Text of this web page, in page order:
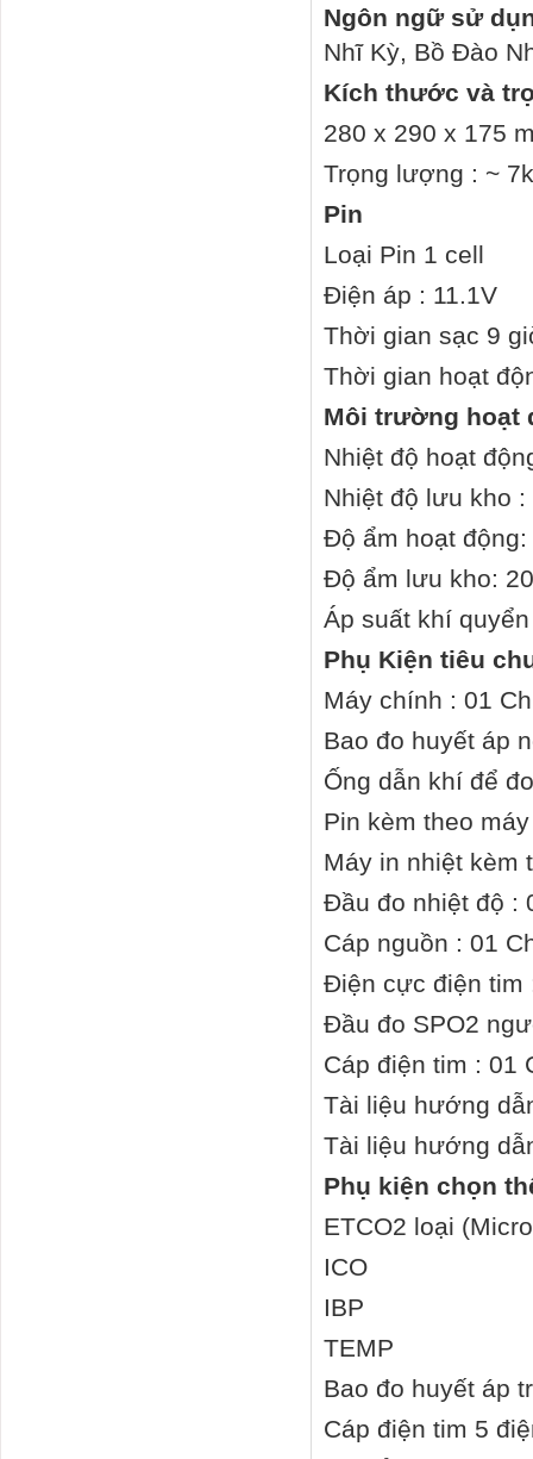
Ngôn ngữ sử
Nhĩ Kỳ, Bồ Đào
Kích thước và
280 x 290 x 175
Trọng lượng : ~
Pin
Loại Pin 1 cell
Điện áp : 11.1V
Thời gian sạc 9
Thời gian hoạt
Môi trường hoạt
Nhiệt độ hoạt
Nhiệt độ lưu kho :
Độ ẩm hoạt động:
Độ ẩm lưu kho:
Áp suất khí
Phụ Kiện tiêu
Máy chính : 01
Bao đo huyết áp
Ống dẫn khí để
Pin kèm theo
Máy in nhiệt kèm
Đầu đo nhiệt độ :
Cáp nguồn : 01
Điện cực điện tim
Đầu đo SPO2
Cáp điện tim : 01
Tài liệu hướng
Tài liệu hướng
Phụ kiện chọn
ETCO2 loại
ICO
IBP
TEMP
Bao đo huyết áp
Cáp điện tim 5